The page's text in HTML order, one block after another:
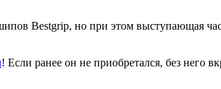
Bestgrip, но при этом выступающая
! Если ранее он не приобретался, без него